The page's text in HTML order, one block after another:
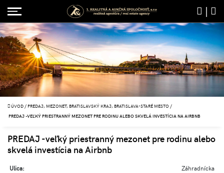
ÚVOD / PREDAJ, MEZONET, BRATISLAVSKÝ KRAJ, BRATISLAVA-STARÉ MESTO /
PREDAJ -VEĽKÝ PRIESTRANNÝ MEZONET PRE RODINU ALEBO SKVELÁ INVESTÍCIA NA AIRBNB
PREDAJ -veľký priestranný mezonet pre rodinu alebo
skvelá investícia na Airbnb
Ulica:
Záhradnícka